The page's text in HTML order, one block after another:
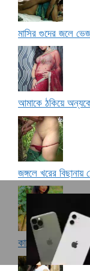
মাসির গুদের জলে
আমাকে ঠকিয়ে
জঙ্গলে খরের
কাকু আমার গুদের বাঁধ